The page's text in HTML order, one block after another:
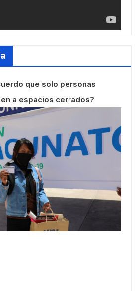
que solo personas
a espacios cerrados?